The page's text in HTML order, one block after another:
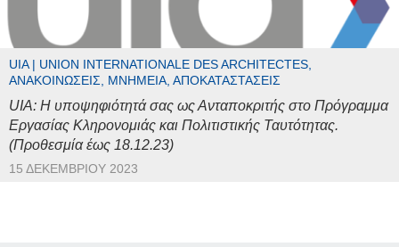
UIA | UNION INTERNATIONALE DES ARCHITECTES,
ΑΝΑΚΟΙΝΏΣΕΙΣ, ΜΝΗΜΕΊΑ, ΑΠΟΚΑΤΑΣΤΆΣΕΙΣ
UIA: Η υποψηφιότητά σας ως Ανταποκριτής στο Πρόγραμμα
Εργασίας Κληρονομιάς και Πολιτιστικής Ταυτότητας.
(Προθεσμία έως 18.12.23)
15 ΔΕΚΕΜΒΡΊΟΥ 2023